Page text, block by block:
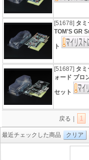
[51678] タ
TOM'S GR
ト
[51687] タ
ォード ブロ
セット
戻る｜ 1
最近チェックした商品 クリア